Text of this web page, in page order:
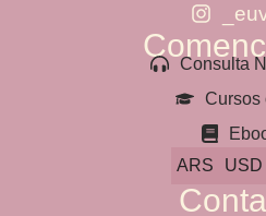
Consulta
Cursos
ARS
USD